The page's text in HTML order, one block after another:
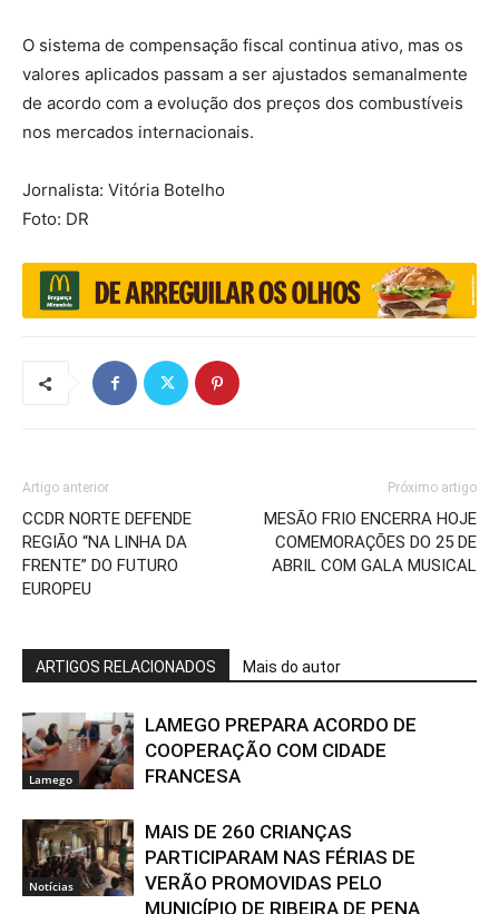
O sistema de compensação fiscal continua ativo, mas os
valores aplicados passam a ser ajustados semanalmente
de acordo com a evolução dos preços dos combustíveis
nos mercados internacionais.
Jornalista: Vitória Botelho
Foto: DR
Artigo anterior
CCDR NORTE DEFENDE
REGIÃO “NA LINHA DA
FRENTE” DO FUTURO
EUROPEU
Próximo artigo
MESÃO FRIO ENCERRA HOJE
COMEMORAÇÕES DO 25 DE
ABRIL COM GALA MUSICAL
ARTIGOS RELACIONADOS Mais do autor
Lamego
LAMEGO PREPARA ACORDO DE
COOPERAÇÃO COM CIDADE
FRANCESA
Notícias
MAIS DE 260 CRIANÇAS
PARTICIPARAM NAS FÉRIAS DE
VERÃO PROMOVIDAS PELO
MUNICÍPIO DE RIBEIRA DE PENA